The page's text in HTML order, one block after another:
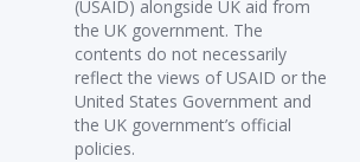
(USAID) alongside UK aid from
the UK government. The
contents do not necessarily
reflect the views of USAID or the
United States Government and
the UK government’s official
policies.